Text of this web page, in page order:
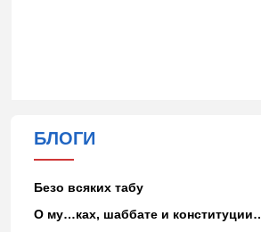
БЛОГИ
Безо всяких табу
О му…ках, шаббате и